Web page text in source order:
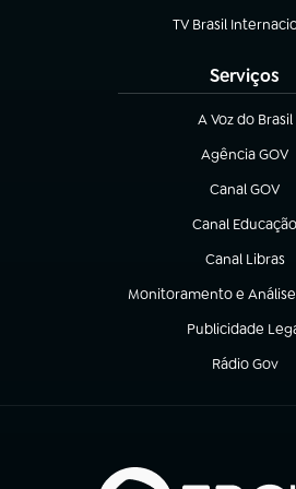
TV Brasil
(abre em nova
Serviços
A Voz do Brasil
(abre em nova
Agência GOV
(abre em nova
Canal GOV
(abre em
Canal Educação
(abre em nova
Canal Libras
(abre em nova
Monitoramento e
(abre em nova aba)
Publicidade
(abre em nova
Rádio Gov
(abre em